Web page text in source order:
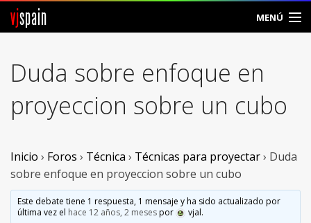
vjspain MENÚ
Foros
Noticias
Vjspain
Ayuda
Contacto
Duda sobre enfoque en
proyeccion sobre un cubo
Inicio › Foros › Técnica › Técnicas para proyectar› Duda
sobre enfoque en proyeccion sobre un cubo
Este debate tiene 1 respuesta, 1 mensaje y ha sido actualizado por
última vez el hace 12 años, 2 mesespor vjal.